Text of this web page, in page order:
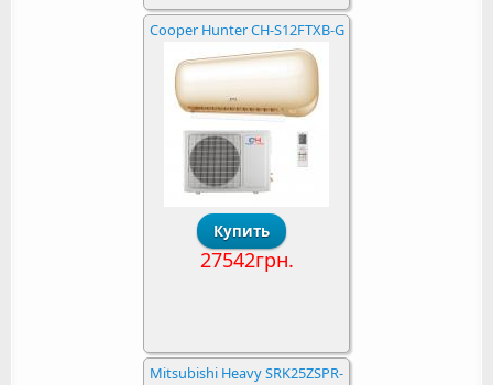
Cooper Hunter CH-S12FTXB-G
27542грн.
Mitsubishi Heavy SRK25ZSPR-